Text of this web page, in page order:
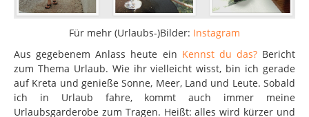
Für mehr (Urlaubs-)Bilder: Instagram
Aus gegebenem Anlass heute ein Kennst du das?Bericht
zum Thema Urlaub. Wie ihr vielleicht wisst, bin ich gerade
auf Kreta und genieße Sonne, Meer, Land und Leute. Sobald
ich in Urlaub fahre, kommt auch immer meine
Urlaubsgarderobe zum Tragen. Heißt: alles wird kürzer und